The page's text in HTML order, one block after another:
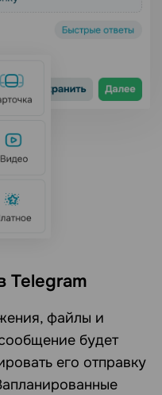
Telegram
файлы и
будет
его отправку